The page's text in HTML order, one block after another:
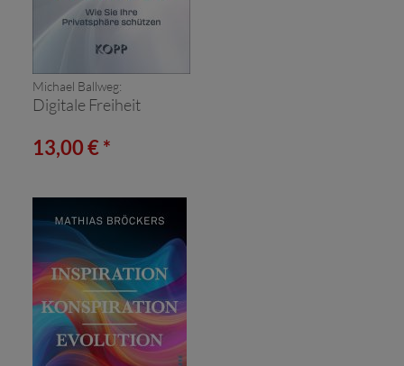
Michael Ballweg:
Digitale Freiheit
13,00 € *